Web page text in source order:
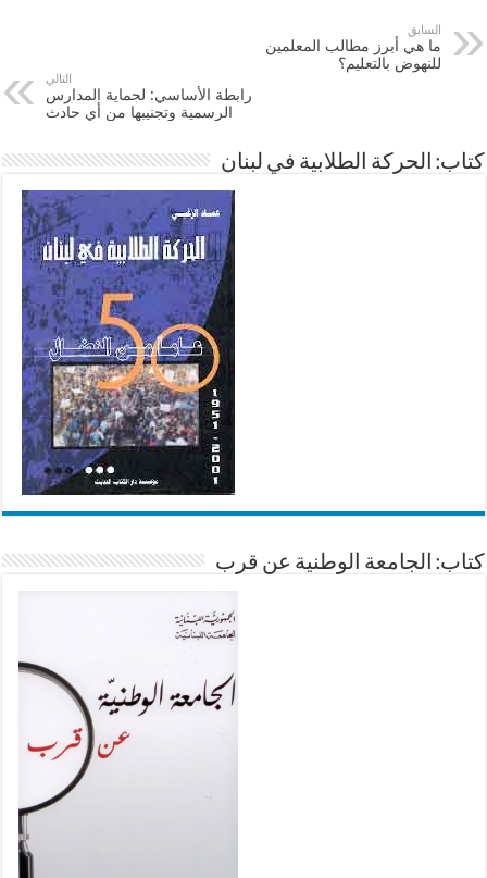
السابق
ما هي أبرز مطالب المعلمين
للنهوض بالتعليم؟
التالي
رابطة الأساسي: لحماية المدارس
الرسمية وتجنيبها من أي حادث
كتاب: الحركة الطلابية في لبنان
كتاب: الجامعة الوطنية عن قرب